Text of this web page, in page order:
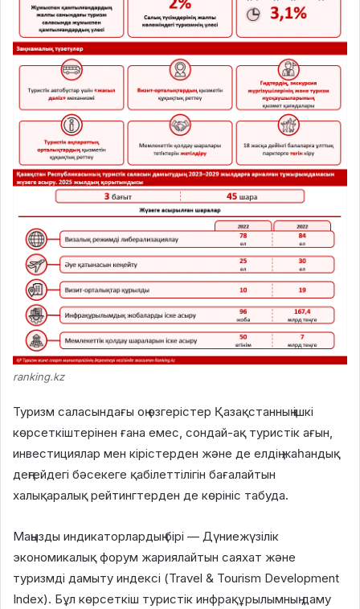
ranking.kz
Туризм саласындағы оң өзгерістер Қазақстанның ішкі
көрсеткіштерінен ғана емес, сондай-ақ туристік ағын,
инвестициялар мен кірістерден және де елдің жаһандық
деңгейдегі бәсекеге қабілеттілігін бағалайтын
халықаралық рейтингтерден де көрініс табуда.
Маңызды индикаторлардың бірі — Дүниежүзілік
экономикалық форум жариялайтын саяхат және
туризмді дамыту индексі (Travel & Tourism Development
Index). Бұл көрсеткіш туристік инфрақұрылымның даму